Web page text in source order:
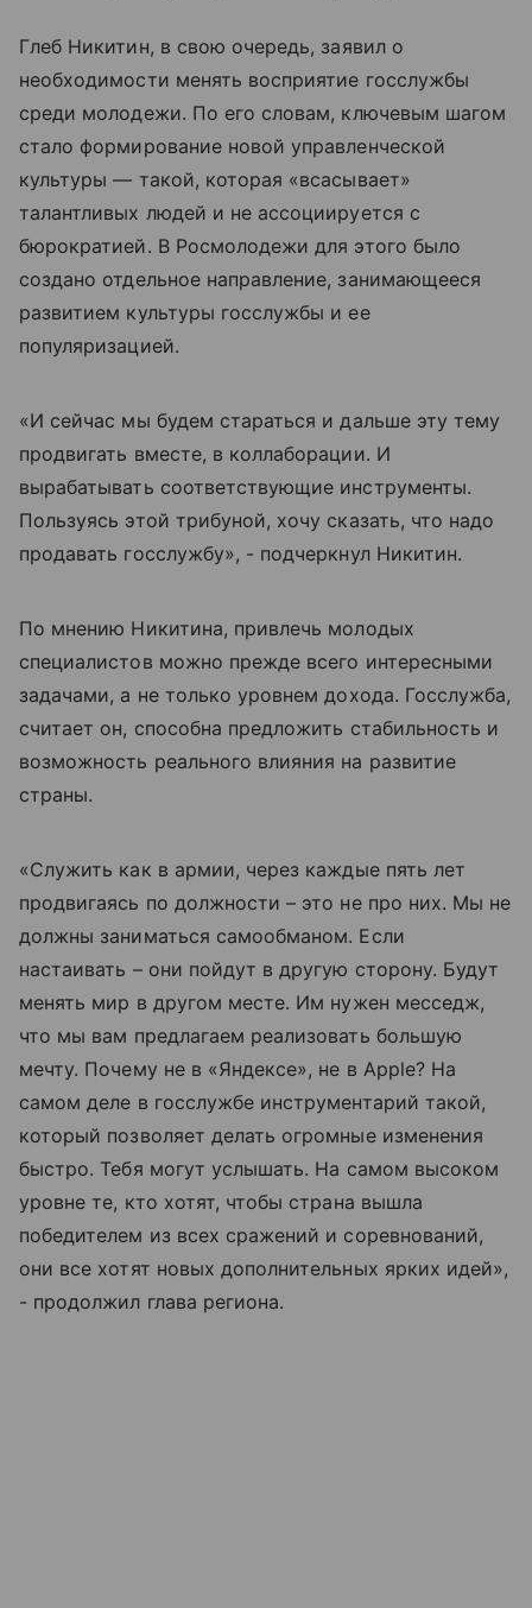
Глеб Никитин, в свою очередь, заявил о
необходимости менять восприятие госслужбы
среди молодежи. По его словам, ключевым шагом
стало формирование новой управленческой
культуры — такой, которая «всасывает»
талантливых людей и не ассоциируется с
бюрократией. В Росмолодежи для этого было
создано отдельное направление, занимающееся
развитием культуры госслужбы и ее
популяризацией.
«И сейчас мы будем стараться и дальше эту тему
продвигать вместе, в коллаборации. И
вырабатывать соответствующие инструменты.
Пользуясь этой трибуной, хочу сказать, что надо
продавать госслужбу», - подчеркнул Никитин.
По мнению Никитина, привлечь молодых
специалистов можно прежде всего интересными
задачами, а не только уровнем дохода. Госслужба,
считает он, способна предложить стабильность и
возможность реального влияния на развитие
страны.
«Служить как в армии, через каждые пять лет
продвигаясь по должности – это не про них. Мы не
должны заниматься самообманом. Если
настаивать – они пойдут в другую сторону. Будут
менять мир в другом месте. Им нужен месседж,
что мы вам предлагаем реализовать большую
мечту. Почему не в «Яндексе», не в Apple? На
самом деле в госслужбе инструментарий такой,
который позволяет делать огромные изменения
быстро. Тебя могут услышать. На самом высоком
уровне те, кто хотят, чтобы страна вышла
победителем из всех сражений и соревнований,
они все хотят новых дополнительных ярких идей»,
- продолжил глава региона.